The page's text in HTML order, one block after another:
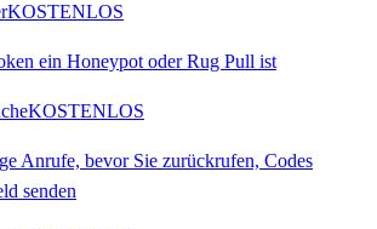
KOSTENLOS
ein Honeypot oder Rug Pull ist
KOSTENLOS
Anrufe, bevor Sie zurückrufen, Codes
senden